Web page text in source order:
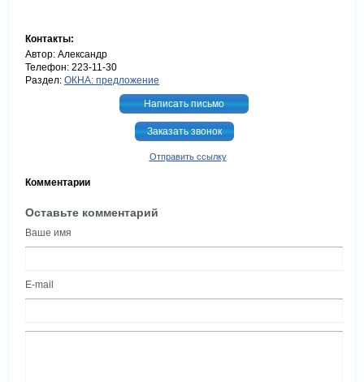
Контакты:
Автор: Александр
Телефон: 223-11-30
Раздел: ОКНА: предложение
Написать письмо
Заказать звонок
Отправить ссылку
Комментарии
Оставьте комментарий
Ваше имя
E-mail